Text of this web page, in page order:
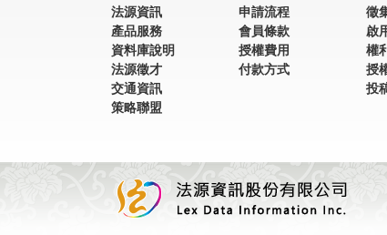
法源資訊
產品服務
資料庫說明
法源徵才
交通資訊
策略聯盟
申請流程
會員條款
授權費用
付款方式
徵
啟
權
授
投